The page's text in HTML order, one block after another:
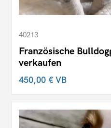
40213
Französische
verkaufen
450,00 €VB